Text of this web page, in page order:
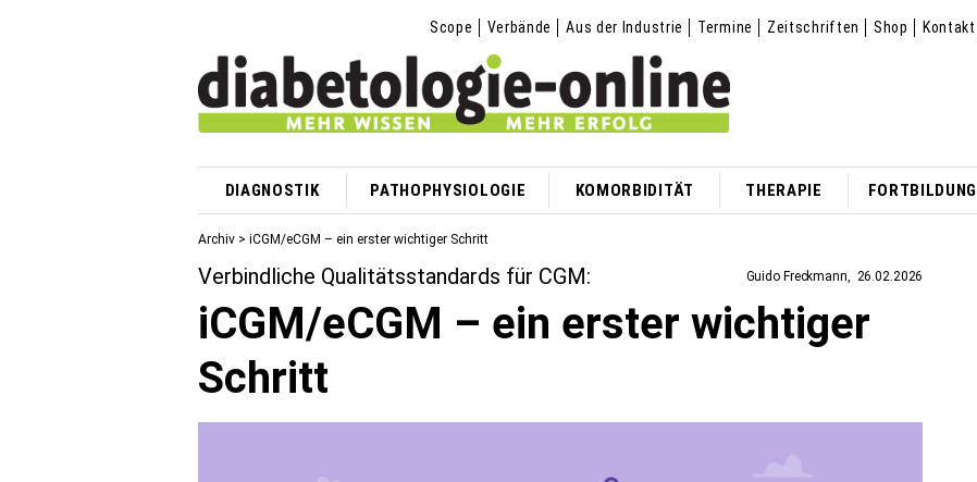
Scope Verbände Aus der Industrie Termine Zeitschriften Shop Kontakt
DIAGNOSTIK PATHOPHYSIOLOGIE KOMORBIDITÄT THERAPIE FORTBILDUNG
Archiv > iCGM/eCGM – ein erster wichtiger Schritt
Verbindliche Qualitätsstandards für CGM: Guido Freckmann 26.02.2026
iCGM/eCGM – ein erster wichtiger
Schritt